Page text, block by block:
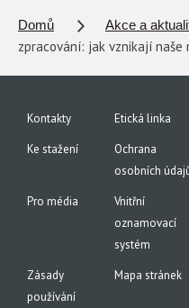
Domů Akce a
zpracování: jak vznikají naše
Kontakty
Etická linka
Ke stažení
Ochrana
osobních
Pro média
Vnitřní
oznamovací
systém
Zásady
používání
Mapa stránek